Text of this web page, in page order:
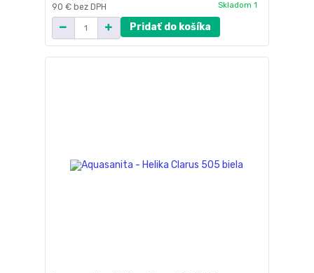
90 € bez DPH Skladom 1
Pridať do košíka